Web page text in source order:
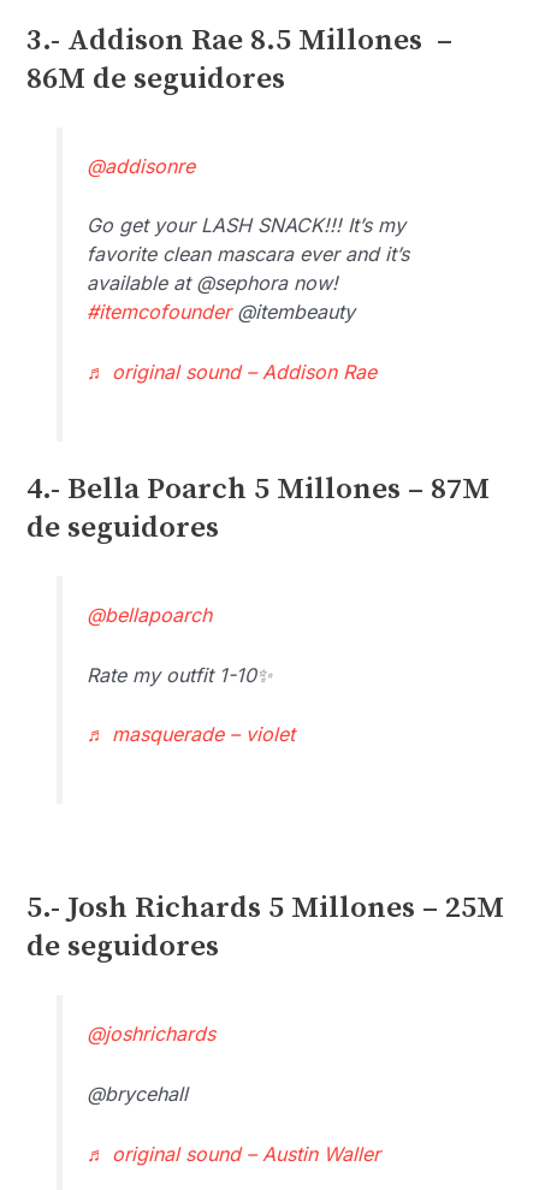
3.- Addison Rae 8.5 Millones –
86M de seguidores
@addisonre
Go get your LASH SNACK!!! It’s my
favorite clean mascara ever and it’s
available at @sephora now!
#itemcofounder@itembeauty
♬ original sound – Addison Rae
4.- Bella Poarch 5 Millones – 87M
de seguidores
@bellapoarch
Rate my outfit 1-10✨
♬ masquerade – violet
5.- Josh Richards 5 Millones – 25M
de seguidores
@joshrichards
@brycehall
♬ original sound – Austin Waller